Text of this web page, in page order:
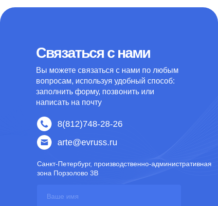
Связаться с нами
Вы можете связаться с нами по любым
вопросам, используя удобный способ:
заполнить форму, позвонить или
написать на почту
8(812)748-28-26
Санкт-Петербург, производственно-административная
зона Порзолово 3В
arte@evruss.ru